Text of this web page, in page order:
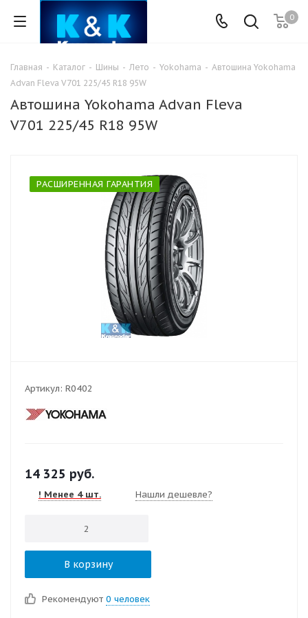
0
Главная - Каталог - Шины - Лето - Yokohama - Автошина Yokohama
Advan Fleva V701 225/45 R18 95W
Автошина Yokohama Advan Fleva
V701 225/45 R18 95W
РАСШИРЕННАЯ ГАРАНТИЯ
Артикул: R0402
14 325 руб.
! Менее 4 шт. Нашли дешевле?
В корзину
Рекомендуют 0 человек